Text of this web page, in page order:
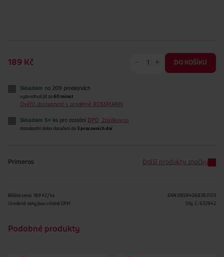
189 Kč - + DO KOŠÍKU
Skladem na 209 prodejnách
vyzvednutí již za 60 minut
Ověřit dostupnost v prodejně ROSSMANN
Skladem 5+ ks pro zaslání DPD, Zásilkovna
standardní doba doručení do 3 pracovních dní
Primeros Další produkty značky
Běžná cena: 189 Kč/ks
Uvedené ceny jsou včetně DPH
EAN 08594068383103
Obj. č.: 632942
Podobné produkty